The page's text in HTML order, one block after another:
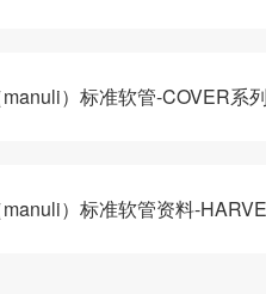
）标准软管-COVER系
）标准软管资料-